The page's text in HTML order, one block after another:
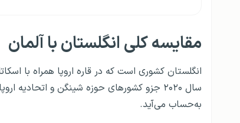
مقایسه کلی انگلستان با آلمان
انگلستان کشوری است که در قاره اروپا همراه با
به‌حساب می‌آید.